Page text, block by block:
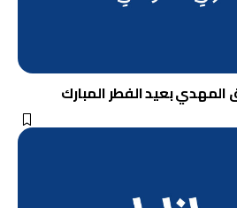
المهدي بعيد الفطر المبارك